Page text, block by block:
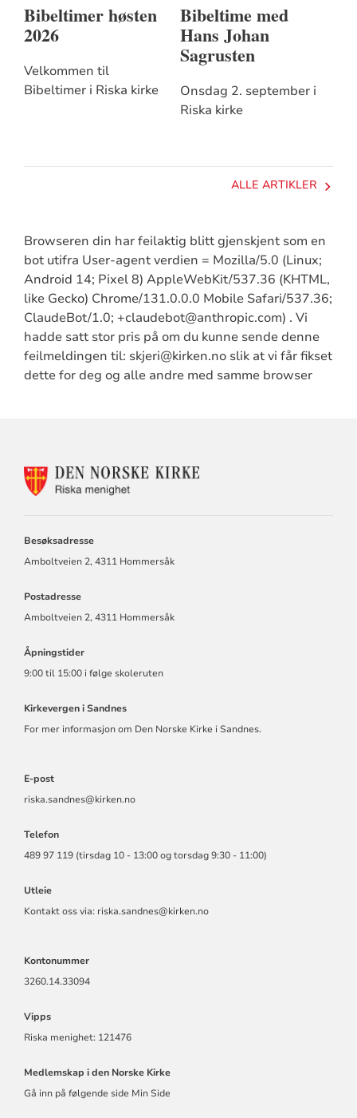
Bibeltimer høsten
2026
Velkommen til
Bibeltimer i Riska kirke
Bibeltime med
Hans Johan
Sagrusten
Onsdag 2. september i
Riska kirke
ALLE ARTIKLER
Browseren din har feilaktig blitt gjenskjent som en
bot utifra User-agent verdien = Mozilla/5.0 (Linux;
Android 14; Pixel 8) AppleWebKit/537.36 (KHTML,
like Gecko) Chrome/131.0.0.0 Mobile Safari/537.36;
ClaudeBot/1.0; +claudebot@anthropic.com) . Vi
hadde satt stor pris på om du kunne sende denne
feilmeldingen til: skjeri@kirken.no slik at vi får fikset
dette for deg og alle andre med samme browser
KONTAKTINFORMASJON
Besøksadresse
Amboltveien 2, 4311 Hommersåk
Postadresse
Amboltveien 2, 4311 Hommersåk
Åpningstider
9:00 til 15:00 i følge skoleruten
Kirkevergen i Sandnes
For mer informasjon om Den Norske Kirke i Sandnes.
E-post
riska.sandnes@kirken.no
Telefon
489 97 119 (tirsdag 10 - 13:00 og torsdag 9:30 - 11:00)
Utleie
Kontakt oss via: riska.sandnes@kirken.no
Kontonummer
3260.14.33094
Vipps
Riska menighet: 121476
Medlemskap i den Norske Kirke
Gå inn på følgende side Min Side